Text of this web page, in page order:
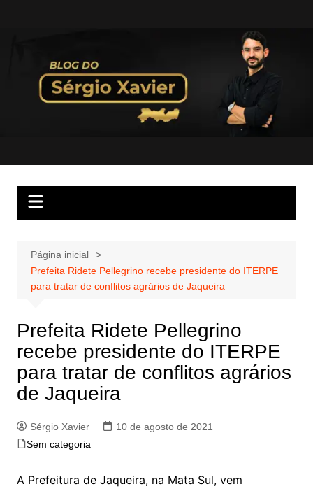
Página inicial
Prefeita Ridete Pellegrino recebe presidente do ITERPE
para tratar de conflitos agrários de Jaqueira
Prefeita Ridete Pellegrino
recebe presidente do ITERPE
para tratar de conflitos agrários
de Jaqueira
Sérgio Xavier
10 de agosto de 2021
Sem categoria
A Prefeitura de Jaqueira, na Mata Sul, vem